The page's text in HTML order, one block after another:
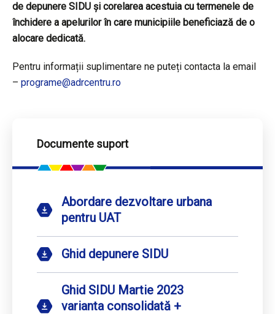
de depunere SIDU și corelarea acestuia cu termenele de
închidere a apelurilor în care municipiile beneficiază de o
alocare dedicată.
Pentru informații suplimentare ne puteți contacta la email
– programe@adrcentru.ro
Documente suport
Abordare dezvoltare urbana
pentru UAT
Ghid depunere SIDU
Ghid SIDU Martie 2023
varianta consolidată +